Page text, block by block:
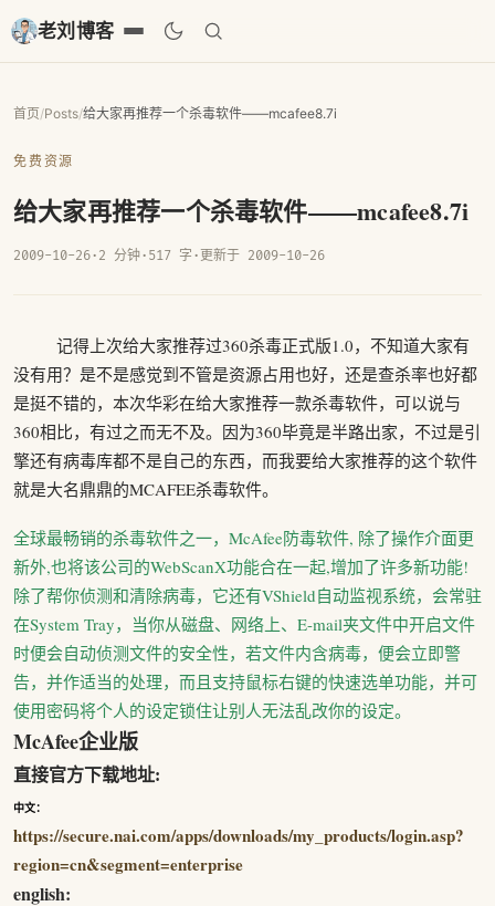
老刘博客
首页/Posts/给大家再推荐一个杀毒软件——mcafee8.7i
免费资源
给大家再推荐一个杀毒软件——mcafee8.7i
2009-10-26· 2 分钟· 517 字 · 更新于 2009-10-26
记得上次给大家推荐过360杀毒正式版1.0，不知道大家有
没有用？是不是感觉到不管是资源占用也好，还是查杀率也好都
是挺不错的，本次华彩在给大家推荐一款杀毒软件，可以说与
360相比，有过之而无不及。因为360毕竟是半路出家，不过是引
擎还有病毒库都不是自己的东西，而我要给大家推荐的这个软件
就是大名鼎鼎的MCAFEE杀毒软件。
全球最畅销的杀毒软件之一，McAfee防毒软件, 除了操作介面更
新外,也将该公司的WebScanX功能合在一起,增加了许多新功能!
除了帮你侦测和清除病毒，它还有VShield自动监视系统，会常驻
在System Tray，当你从磁盘、网络上、E-mail夹文件中开启文件
时便会自动侦测文件的安全性，若文件内含病毒，便会立即警
告，并作适当的处理，而且支持鼠标右键的快速选单功能，并可
使用密码将个人的设定锁住让别人无法乱改你的设定。
McAfee企业版
直接官方下载地址:
中文：
https://secure.nai.com/apps/downloads/my_products/login.asp?
region=cn&segment=enterprise
english: